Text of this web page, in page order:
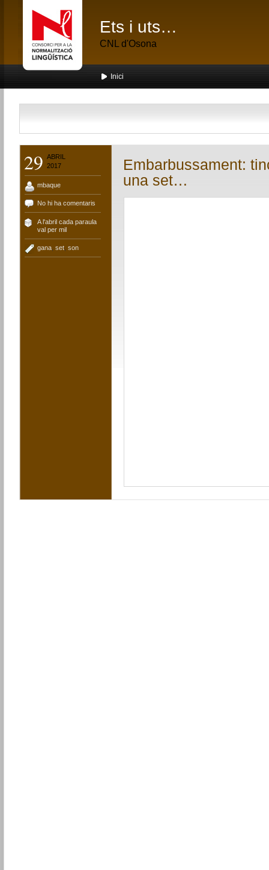
Ets i uts…
CNL d'Osona
Inici
29
ABRIL
2017
mbaque
No hi ha comentaris
A l'abril cada paraula
val per mil
gana ,set ,son
Embarbussament:
una set…